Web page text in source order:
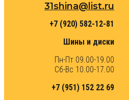
31shina@list.ru
+7 (920) 582-12-81
Шины и диски
Пн-Пт 09.00-19.00
Сб-Вс 10.00-17.00
+7 (951) 152 22 69